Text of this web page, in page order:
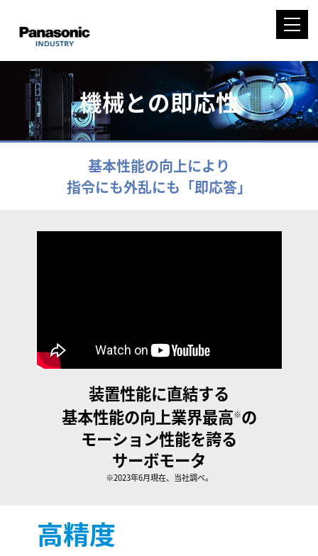
機械との即応性
基本性能の向上により
指令にも外乱にも「即応答」
装置性能に直結する
基本性能の向上業界最高※の
モーション性能を誇る
サーボモータ
※2023年6月現在、当社調べ。
高精度